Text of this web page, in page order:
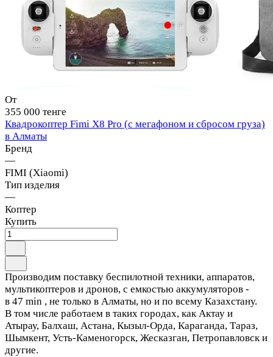
От
355 000 тенге
Квадрокоптер Fimi X8 Pro (с мегафоном и сбросом груза)
в Алматы
Бренд
—
FIMI (Xiaomi)
Тип изделия
—
Коптер
Купить
Производим поставку беспилотной техники, аппаратов,
мультикоптеров и дронов, с емкостью аккумуляторов -
в 47 min , не только в Алматы, но и по всему Казахстану.
В том числе работаем в таких городах, как Актау и
Атырау, Балхаш, Астана, Кызыл-Орда, Караганда, Тараз,
Шымкент, Усть-Каменогорск, Жесказган, Петропавловск и
другие.